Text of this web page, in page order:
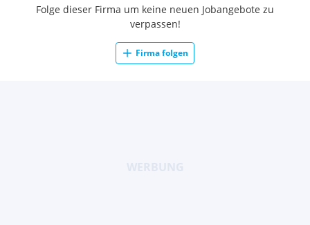
Folge dieser Firma um keine neuen Jobangebote zu
verpassen!
Firma folgen